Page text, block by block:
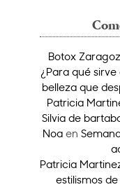
Botox
¿Para qué
belleza que
Patricia
Silvia de
Noa en
Patricia
estilismos